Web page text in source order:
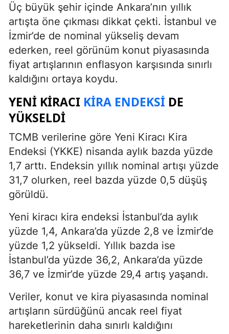
Üç büyük şehir içinde Ankara’nın yıllık
artışta öne çıkması dikkat çekti. İstanbul ve
İzmir’de de nominal yükseliş devam
ederken, reel görünüm konut piyasasında
fiyat artışlarının enflasyon karşısında sınırlı
kaldığını ortaya koydu.
YENI KIRACI KIRA ENDEKSI DE
YÜKSELDI
TCMB verilerine göre Yeni Kiracı Kira
Endeksi (YKKE) nisanda aylık bazda yüzde
1,7 arttı. Endeksin yıllık nominal artışı yüzde
31,7 olurken, reel bazda yüzde 0,5 düşüş
görüldü.
Yeni kiracı kira endeksi İstanbul’da aylık
yüzde 1,4, Ankara’da yüzde 2,8 ve İzmir’de
yüzde 1,2 yükseldi. Yıllık bazda ise
İstanbul’da yüzde 36,2, Ankara’da yüzde
36,7 ve İzmir’de yüzde 29,4 artış yaşandı.
Veriler, konut ve kira piyasasında nominal
artışların sürdüğünü ancak reel fiyat
hareketlerinin daha sınırlı kaldığını